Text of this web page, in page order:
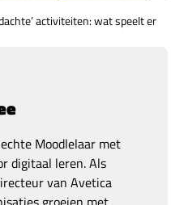
activiteiten: wat speelt er
Moodlelaar met
digitaal leren. Als
van Avetica